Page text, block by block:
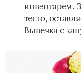
инвентарем.
тесто,
Выпечка с